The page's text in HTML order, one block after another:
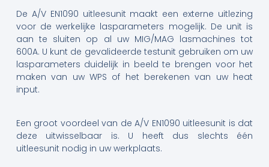
De A/V EN1090 uitleesunit maakt een externe uitlezing
voor de werkelijke lasparameters mogelijk. De unit is
aan te sluiten op al uw MIG/MAG lasmachines tot
600A. U kunt de gevalideerde testunit gebruiken om uw
lasparameters duidelijk in beeld te brengen voor het
maken van uw WPS of het berekenen van uw heat
input.
Een groot voordeel van de A/V EN1090 uitleesunit is dat
deze uitwisselbaar is. U heeft dus slechts één
uitleesunit nodig in uw werkplaats.